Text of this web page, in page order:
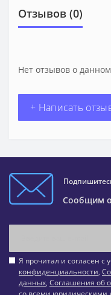
Отзывов (0)
Нет отзывов о
+ Написать
Сообщим о
Я прочитал и согласен с
конфиденциальности,
данных, Соглашения об